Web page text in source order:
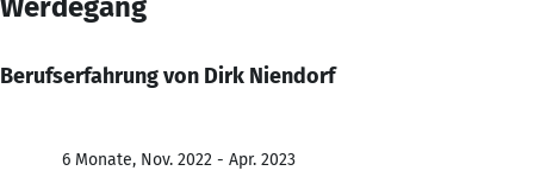
Berufserfahrung von Dirk Niendorf
6 Monate, Nov. 2022 - Apr. 2023